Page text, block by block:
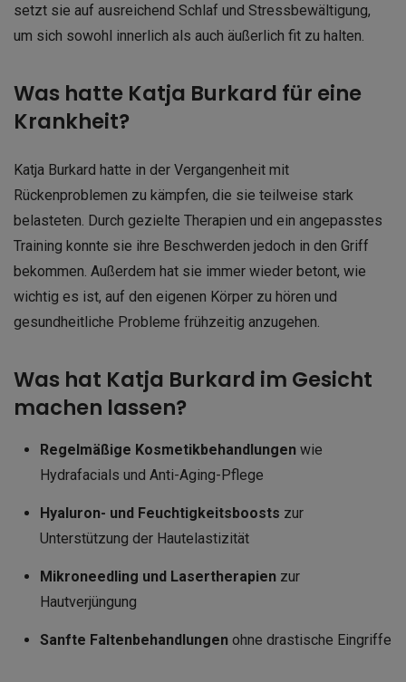
setzt sie auf ausreichend Schlaf und Stressbewältigung,
um sich sowohl innerlich als auch äußerlich fit zu halten.
Was hatte Katja Burkard für eine
Krankheit?
Katja Burkard hatte in der Vergangenheit mit
Rückenproblemen zu kämpfen, die sie teilweise stark
belasteten. Durch gezielte Therapien und ein angepasstes
Training konnte sie ihre Beschwerden jedoch in den Griff
bekommen. Außerdem hat sie immer wieder betont, wie
wichtig es ist, auf den eigenen Körper zu hören und
gesundheitliche Probleme frühzeitig anzugehen.
Was hat Katja Burkard im Gesicht
machen lassen?
Regelmäßige Kosmetikbehandlungenwie
Hydrafacials und Anti-Aging-Pflege
Hyaluron- und Feuchtigkeitsboosts zur
Unterstützung der Hautelastizität
Mikroneedling und Lasertherapienzur
Hautverjüngung
Sanfte Faltenbehandlungenohne drastische Eingriffe